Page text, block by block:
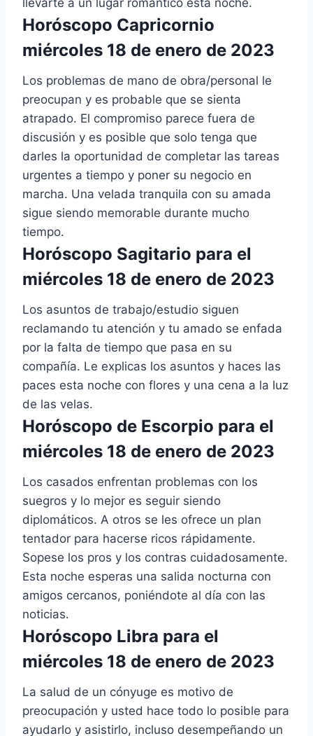
Horóscopo Capricornio
miércoles 18 de enero de 2023
Los problemas de mano de obra/personal le
preocupan y es probable que se sienta
atrapado. El compromiso parece fuera de
discusión y es posible que solo tenga que
darles la oportunidad de completar las tareas
urgentes a tiempo y poner su negocio en
marcha. Una velada tranquila con su amada
sigue siendo memorable durante mucho
tiempo.
Horóscopo Sagitario para el
miércoles 18 de enero de 2023
Los asuntos de trabajo/estudio siguen
reclamando tu atención y tu amado se enfada
por la falta de tiempo que pasa en su
compañía. Le explicas los asuntos y haces las
paces esta noche con flores y una cena a la luz
de las velas.
Horóscopo de Escorpio para el
miércoles 18 de enero de 2023
Los casados enfrentan problemas con los
suegros y lo mejor es seguir siendo
diplomáticos. A otros se les ofrece un plan
tentador para hacerse ricos rápidamente.
Sopese los pros y los contras cuidadosamente.
Esta noche esperas una salida nocturna con
amigos cercanos, poniéndote al día con las
noticias.
Horóscopo Libra para el
miércoles 18 de enero de 2023
La salud de un cónyuge es motivo de
preocupación y usted hace todo lo posible para
ayudarlo y asistirlo, incluso desempeñando un